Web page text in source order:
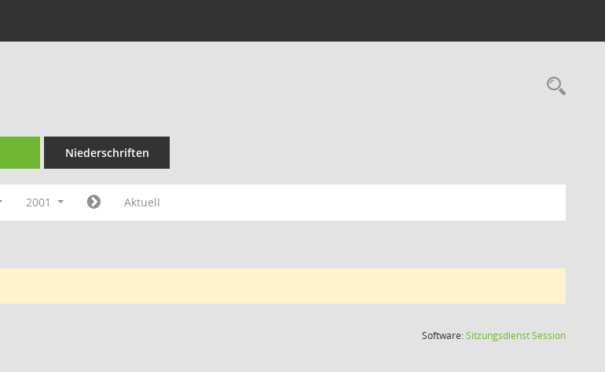
Niederschriften
2001 Aktuell
Software:SitzungsdienstSession(Wird in